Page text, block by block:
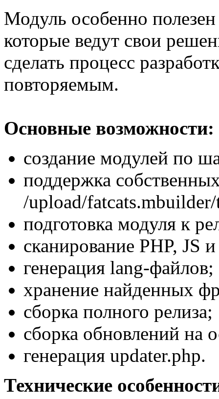
Модуль особенно
которые ведут свои
сделать процесс
повторяемым.
Основные возможности:
создание модулей по
поддержка
/upload/
подготовка модуля к
сканирование PHP, JS
генерация lang-файлов;
хранение найденных
сборка полного релиза;
сборка обновлений на
генерация updater.php.
Технические